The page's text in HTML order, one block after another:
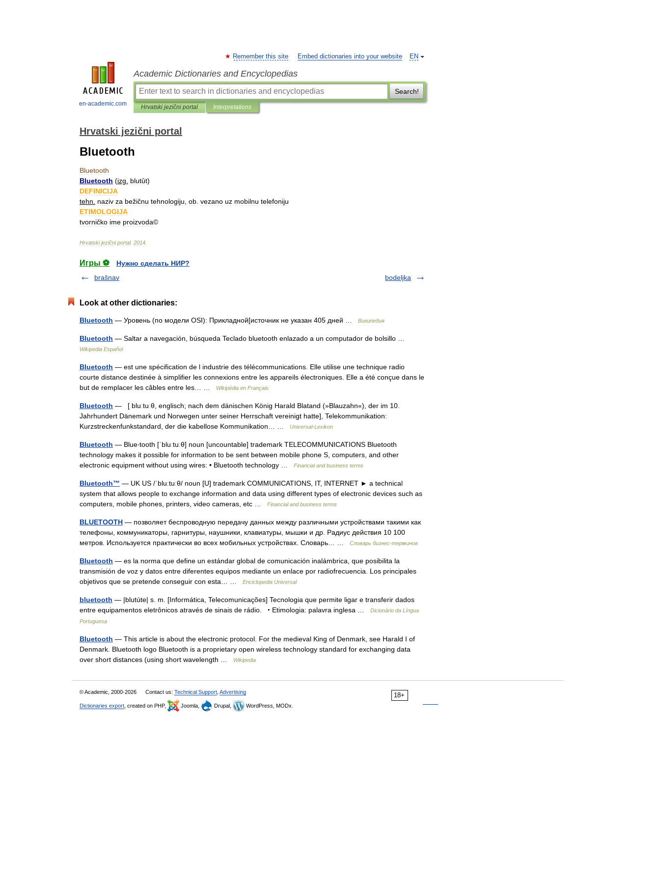
en-academic.com
EN
Remember this site Embed dictionaries into your website
Academic Dictionaries and Encyclopedias
Search!
Hrvatski jezični portal Interpretations
Hrvatski jezični portal
Bluetooth
Bluetooth
Bluetooth (izg blutȗt)
DEFINICIJA
tehn
naziv za bežičnu tehnologiju ob vezano uz mobilnu telefoniju
ETIMOLOGIJA
tvorničko ime proizvoda©
Hrvatski jezični portal. 2014
Игры ⚽
Нужно сделать НИР?
brašnav
bodeljka
Look at other dictionaries:
Bluetooth — Уровень (по модели OSI): Прикладной[источник не указан 405 дней … Википедия
Bluetooth — Saltar a navegación, búsqueda Teclado bluetooth enlazado a un computador de bolsillo …
Wikipedia Español
Bluetooth — est une spécification de l industrie des télécommunications. Elle utilise une technique radio
courte distance destinée à simplifier les connexions entre les appareils électroniques. Elle a été conçue dans le
but de remplacer les câbles entre les… …
Wikipédia en Français
Bluetooth — [ bluːtuːθ, englisch; nach dem dänischen König Harald Blatand (»Blauzahn«), der im 10.
Jahrhundert Dänemark und Norwegen unter seiner Herrschaft vereinigt hatte], Telekommunikation:
Kurzstreckenfunkstandard, der die kabellose Kommunikation… …
Universal-Lexikon
Bluetooth — Blue‧tooth [ˈbluːtuːθ] noun [uncountable] trademark TELECOMMUNICATIONS Bluetooth
technology makes it possible for information to be sent between mobile phone S, computers, and other
electronic equipment without using wires: • Bluetooth technology …
Financial and business terms
Bluetooth™ — UK US /ˈbluːtuːθ/ noun [U] trademark COMMUNICATIONS, IT, INTERNET ► a technical
system that allows people to exchange information and data using different types of electronic devices such as
computers, mobile phones, printers, video cameras, etc …
Financial and business terms
BLUETOOTH — позволяет беспроводную передачу данных между различными устройствами такими как
телефоны, коммуникаторы, гарнитуры, наушники, клавиатуры, мышки и др. Радиус действия 10 100
метров. Используется практически во всех мобильных устройствах. Словарь… …
Словарь бизнес-терминов
Bluetooth — es la norma que define un estándar global de comunicación inalámbrica, que posibilita la
transmisión de voz y datos entre diferentes equipos mediante un enlace por radiofrecuencia. Los principales
objetivos que se pretende conseguir con esta… …
Enciclopedia Universal
bluetooth — |blutúte| s. m. [Informática, Telecomunicações] Tecnologia que permite ligar e transferir dados
entre equipamentos eletrônicos através de sinais de rádio. ‣ Etimologia: palavra inglesa …
Dicionário da Língua
Portuguesa
Bluetooth — This article is about the electronic protocol. For the medieval King of Denmark, see Harald I of
Denmark. Bluetooth logo Bluetooth is a proprietary open wireless technology standard for exchanging data
over short distances (using short wavelength …
Wikipedia
18+
© Academic, 2000-2026 Contact us: Technical Support Advertising
Dictionaries export , created on PHP, Joomla, Drupal, WordPress, MODx.